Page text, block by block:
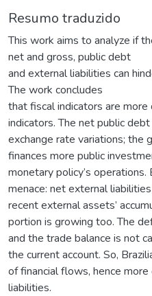
Resumo traduzido
This work aims to analyze if
net and gross, public debt
and external liabilities can
The work concludes
that fiscal indicators are
indicators. The net public
exchange rate variations; the
finances more public
monetary policy’s
menace: net external
recent external assets’
portion is growing too. The
and the trade balance is not
the current account. So,
of financial flows, hence
liabilities.